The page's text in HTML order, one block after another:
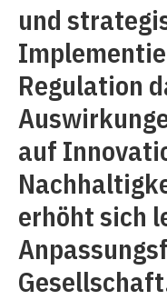
und
Regulation
auf
erhöht sich